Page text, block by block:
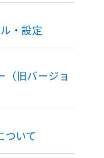
・設定
旧バージョ
いて